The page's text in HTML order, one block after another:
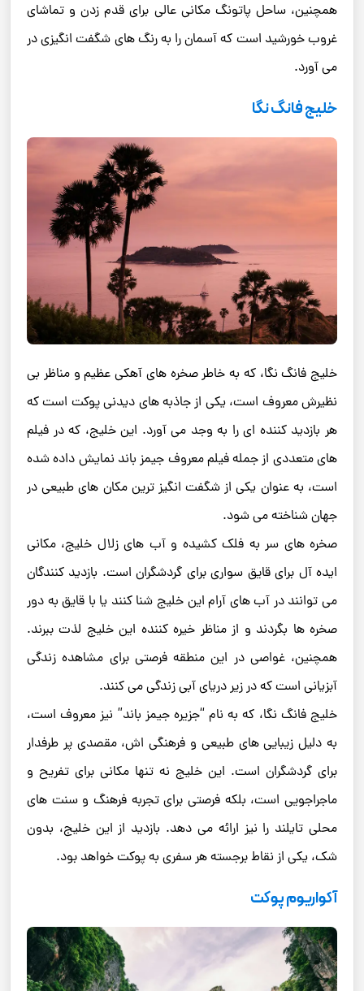
همچنین، ساحل پاتونگ مکانی عالی برای قدم زدن و تماشای
غروب خورشید است که آسمان را به رنگ ‌های شگفت ‌انگیزی در
می ‌آورد.
خلیج فانگ نگا
خلیج فانگ نگا، که به خاطر صخره ‌های آهکی عظیم و مناظر بی‌
نظیرش معروف است، یکی از جاذبه‌ های دیدنی پوکت است که
هر بازدید کننده‌ ای را به وجد می‌ آورد. این خلیج، که در فیلم
‌های متعددی از جمله فیلم معروف جیمز باند نمایش داده شده
است، به عنوان یکی از شگفت ‌انگیز ترین مکان‌ های طبیعی در
جهان شناخته می ‌شود.
صخره‌ های سر به فلک کشیده و آب ‌های زلال خلیج، مکانی
ایده ‌آل برای قایق ‌سواری برای گردشگران است. بازدید کنندگان
می ‌توانند در آب‌ های آرام این خلیج شنا کنند یا با قایق به دور
صخره‌ ها بگردند و از مناظر خیره‌ کننده این خلیج لذت ببرند.
همچنین، غواصی در این منطقه فرصتی برای مشاهده زندگی
آبزیانی است که در زیر دریای آبی زندگی می کنند.
خلیج فانگ نگا، که به نام “جزیره جیمز باند” نیز معروف است،
به دلیل زیبایی ‌های طبیعی و فرهنگی ‌اش، مقصدی پر طرفدار
برای گردشگران است. این خلیج نه تنها مکانی برای تفریح و
ماجراجویی است، بلکه فرصتی برای تجربه فرهنگ و سنت ‌های
محلی تایلند را نیز ارائه می ‌دهد. بازدید از این خلیج، بدون
شک، یکی از نقاط برجسته هر سفری به پوکت خواهد بود.
آکواریوم پوکت